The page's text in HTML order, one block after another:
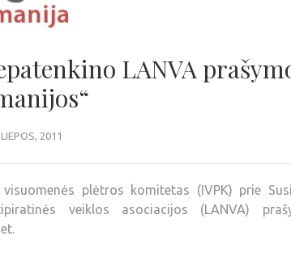
LANVA
2011
visuomenės plėtros komitetas (IVPK) prie
veiklos asociacijos (LANVA)